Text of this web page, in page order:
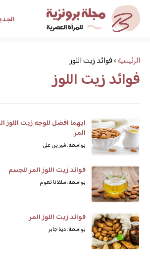
مجلة برونزية للفتاة
ابحث عن أي موضوع
الرئيسية›فوائد زيت اللوز
فوائد زيت اللوز
ايهما افضل للوجه زيت اللوز
المر
بواسطة: شيرين علي
فوائد زيت اللوز المر للجسم
بواسطة: سلفانا نعوم
فوائد زيت اللوز المر
بواسطة: دينا جابر